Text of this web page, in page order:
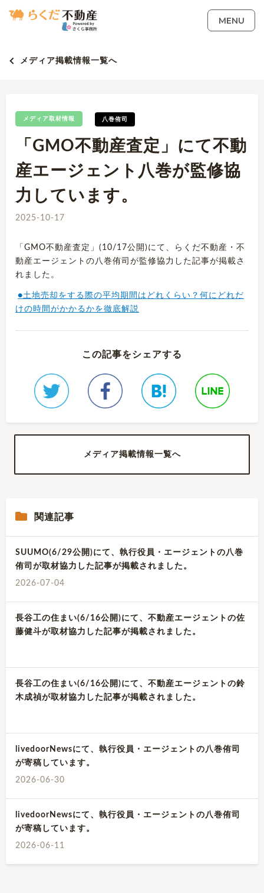
MENU
メディア掲載情報一覧へ
メディア取材情報 八巻侑司
「GMO不動産査定」にて不動
産エージェント八巻が監修協
力しています。
2025-10-17
「GMO不動産査定」(10/17公開)にて、らくだ不動産・不
動産エージェントの八巻侑司が監修協力した記事が掲載さ
れました。
●土地売却をする際の平均期間はどれくらい？何にどれだ
けの時間がかかるかを徹底解説
この記事をシェアする
メディア掲載情報一覧へ
関連記事
SUUMO(6/29公開)にて、執行役員・エージェントの八巻
侑司が取材協力した記事が掲載されました。
2026-07-04
長谷工の住まい(6/16公開)にて、不動産エージェントの佐
藤健斗が取材協力した記事が掲載されました。
長谷工の住まい(6/16公開)にて、不動産エージェントの鈴
木成禎が取材協力した記事が掲載されました。
livedoorNewsにて、執行役員・エージェントの八巻侑司
が寄稿しています。
2026-06-30
livedoorNewsにて、執行役員・エージェントの八巻侑司
が寄稿しています。
2026-06-11